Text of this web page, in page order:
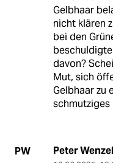
Gelbhaar
nicht klären
bei den
davon?
Mut, sich
Gelbhaar zu
schmutziges
PW Peter Wenzel